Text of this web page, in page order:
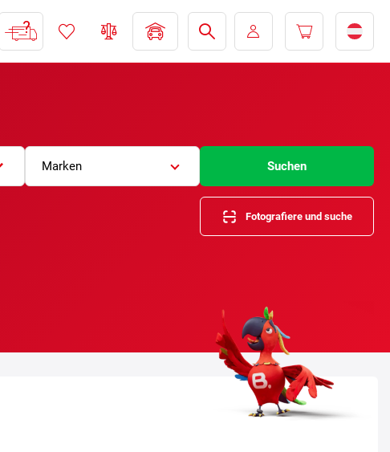
Marken Suchen
Fotografiere und suche